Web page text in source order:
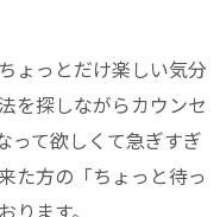
ょっとだけ楽しい気分
を探しながらカウンセ
って欲しくて急ぎすぎ
た方の「ちょっと待っ
ます。